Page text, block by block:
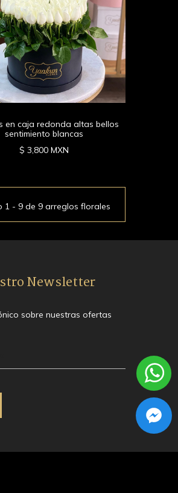
en caja redonda altas bellos
sentimiento blancas
$ 3,800 MXN
1 - 9 de 9 arreglos florales
Newsletter
sobre nuestras ofertas